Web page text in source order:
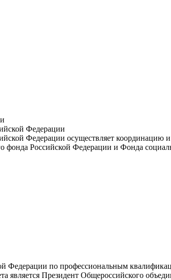
Федерации
Федерации осуществляет координацию
фонда Российской Федерации и Фонда
Федерации по профессиональным
является Президент Общероссийского